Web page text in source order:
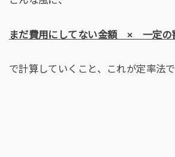
まだ費用にしてない金額 × 一定の
で計算していくこと、これが定率法で